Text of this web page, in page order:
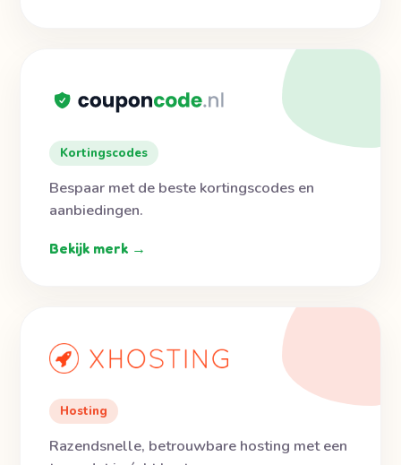
Kortingscodes
Bespaar met de beste kortingscodes en
aanbiedingen.
Bekijk merk →
Hosting
Razendsnelle, betrouwbare hosting met een